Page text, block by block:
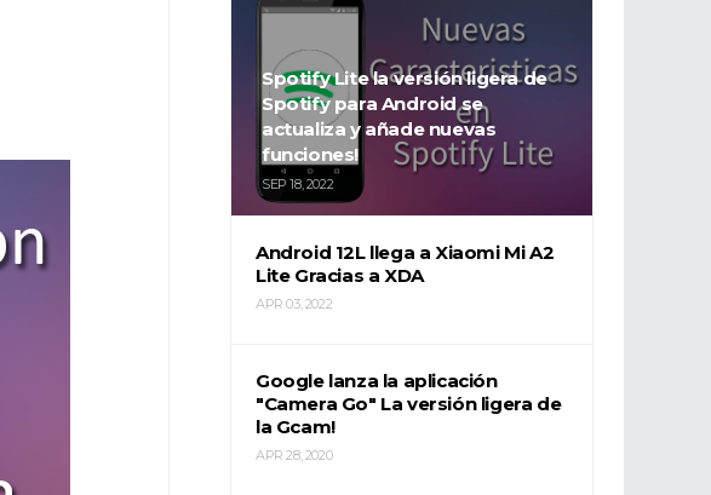
Spotify Lite la versión ligera de
Spotify para Android se
actualiza y añade nuevas
funciones!
SEP 18, 2022
Android 12L llega a Xiaomi Mi A2
Lite Gracias a XDA
APR 03, 2022
Google lanza la aplicación
"Camera Go" La versión ligera de
la Gcam!
APR 28, 2020